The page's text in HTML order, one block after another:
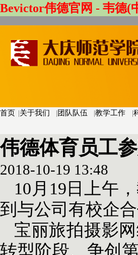
Bevictor伟德官网 - 韦德(
首页 |关于我们 |团队队伍 |教学工作 |
伟德体育员工
2018-10-19 13:48
10月19日上午
到与公司有校企
宝丽旅拍摄影
转型阶段、争创